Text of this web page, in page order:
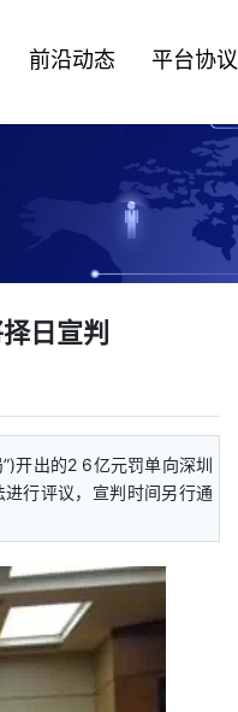
前沿动态 平台协议
日宣判
开出的2 6亿元罚单向深圳
行评议，宣判时间另行通